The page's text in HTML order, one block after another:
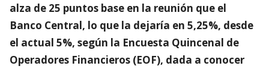
alza de 25 puntos base en la reunión que el
Banco Central, lo que la dejaría en 5,25%, desde
el actual 5%, según la Encuesta Quincenal de
Operadores Financieros (EOF), dada a conocer